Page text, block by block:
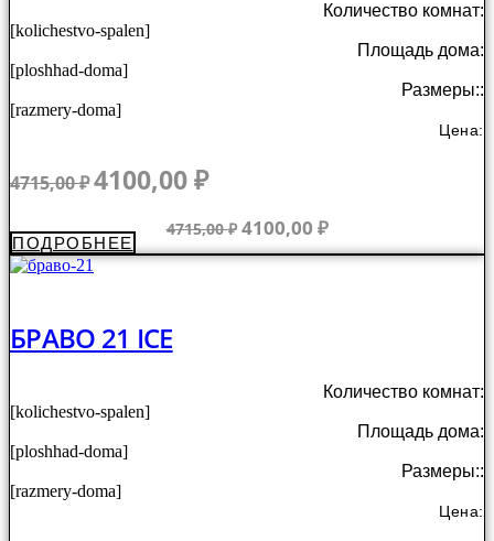
Количество комнат:
[kolichestvo-spalen]
Площадь дома:
[ploshhad-doma]
Размеры::
[razmery-doma]
Цена:
4715,00₽ Первоначальная
цена
составляла
4715,00 ₽.
4100,00₽Текущая
4100,00 ₽.
4715,00₽ Первоначальная
цена
составляла
4100,00 ₽Текущая
цена:
4100,00 ₽.
ПОДРОБНЕЕ
БРАВО 21 ICE
Количество комнат:
[kolichestvo-spalen]
Площадь дома:
[ploshhad-doma]
Размеры::
[razmery-doma]
Цена: